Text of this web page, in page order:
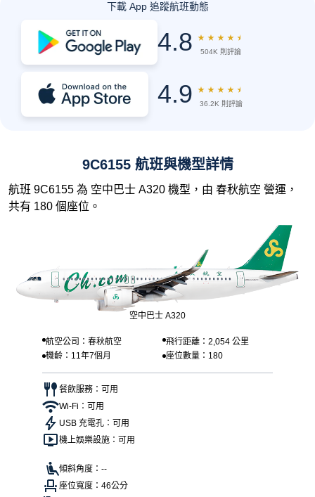
下載 App 追蹤航班動態
4.8 ★ ★ ★ ★ ★
504K 則評論
4.9 ★ ★ ★ ★ ★
36.2K 則評論
9C6155 航班與機型詳情
航班 9C6155 為 空中巴士 A320 機型，由 春秋航空 營運，
共有 180 個座位。
空中巴士 A320
航空公司：春秋航空
飛行距離：2,054 公里
機齡：11年7個月
座位數量：180
餐飲服務：可用
Wi-Fi：可用
USB 充電孔：可用
機上娛樂設施：可用
傾斜角度：--
座位寬度：46公分